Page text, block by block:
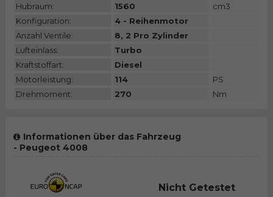
Hubraum: 1560
cm3
Konfiguration:
4 - Reihenmotor
Anzahl Ventile:
8, 2 Pro Zylinder
Lufteinlass:
Turbo
Kraftstoffart:
Diesel
Motorleistung:
114
PS
Drehmoment:
270 Nm
Informationen über das Fahrzeug
- Peugeot 4008
Nicht Getestet